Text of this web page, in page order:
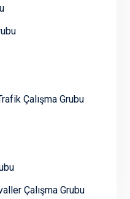
Çalışma Grubu
Çalışma Grubu